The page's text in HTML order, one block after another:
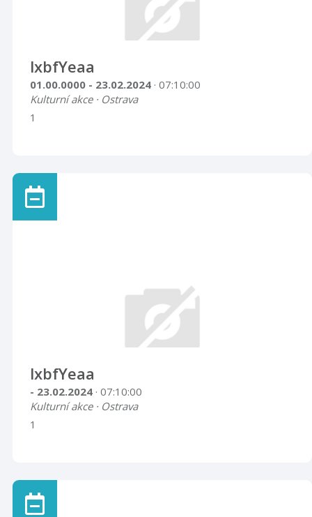
lxbfYeaa
01.00.0000 - 23.02.2024 · 07:10:00
Kulturní akce · Ostrava
1
lxbfYeaa
- 23.02.2024 · 07:10:00
Kulturní akce · Ostrava
1